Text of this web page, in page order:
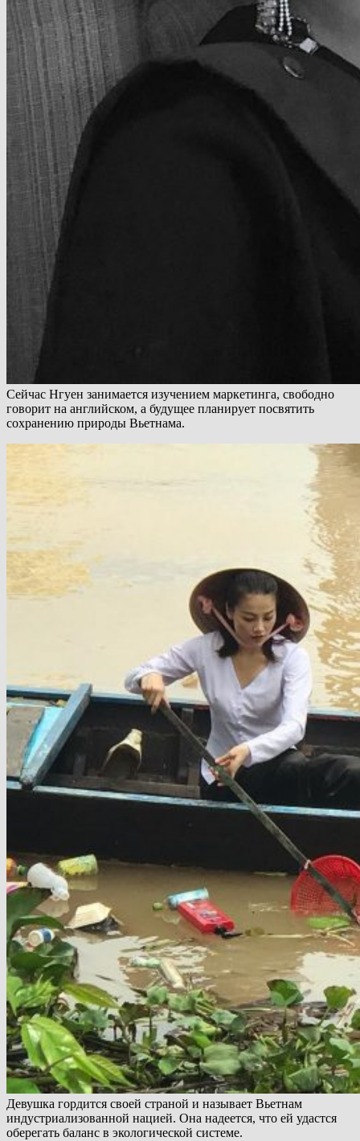
Сейчас Нгуен занимается изучением маркетинга, свободно
говорит на английском, а будущее планирует посвятить
сохранению природы Вьетнама.
Девушка гордится своей страной и называет Вьетнам
индустриализованной нацией. Она надеется, что ей удастся
оберегать баланс в экологической системе.